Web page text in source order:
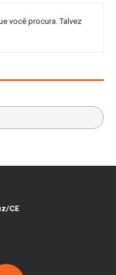
você procura. Talvez
CE